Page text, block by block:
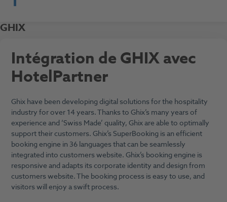
GHIX
Intégration de GHIX avec
HotelPartner
Ghix have been developing digital solutions for the hospitality
industry for over 14 years. Thanks to Ghix’s many years of
experience and ‘Swiss Made’ quality, Ghix are able to optimally
support their customers. Ghix’s SuperBooking is an efficient
booking engine in 36 languages that can be seamlessly
integrated into customers website. Ghix’s booking engine is
responsive and adapts its corporate identity and design from
customers website. The booking process is easy to use, and
visitors will enjoy a swift process.